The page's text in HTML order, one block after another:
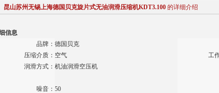
昆山苏州无锡上海德国贝克旋片式无油润滑压缩机KDT3.100 的详细介绍
信息
品牌： 德国贝克
压缩介质： 空气
工
润滑方式： 机油润滑空压机
噪音： 50